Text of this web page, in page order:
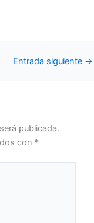
Entrada siguiente →
publicada.
con *